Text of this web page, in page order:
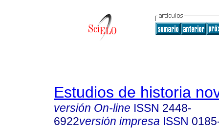
Estudios de historia
versión On-line ISSN 2448-
6922versión impresa ISSN